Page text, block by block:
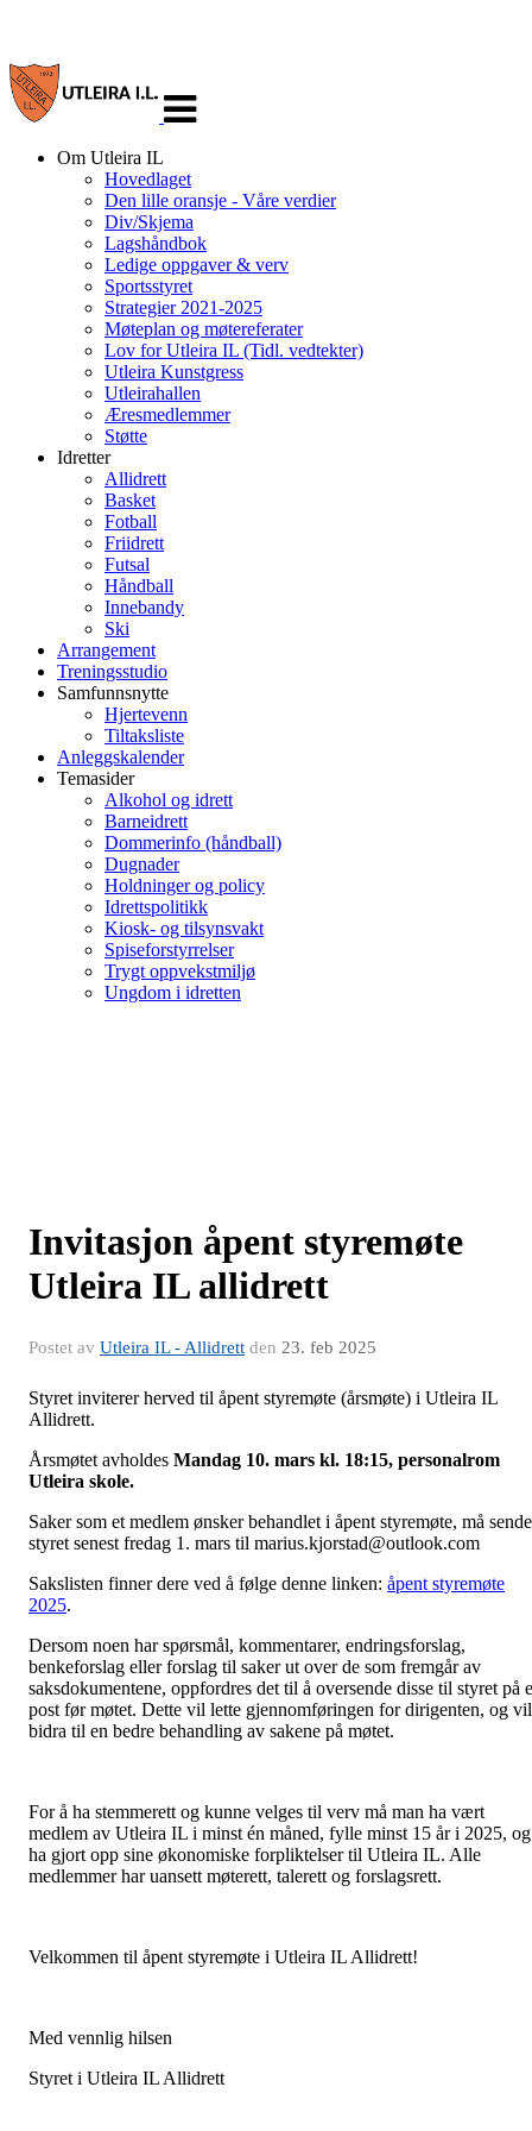
navigasjon
Om Utleira IL
Hovedlaget
Den lille oransje - Våre verdier
Div/Skjema
Lagshåndbok
Ledige oppgaver & verv
Sportsstyret
Strategier 2021-2025
Møteplan og møtereferater
Lov for Utleira IL (Tidl. vedtekter)
Utleira Kunstgress
Utleirahallen
Æresmedlemmer
Støtte
Idretter
Allidrett
Basket
Fotball
Friidrett
Futsal
Håndball
Innebandy
Ski
Arrangement
Treningsstudio
Samfunnsnytte
Hjertevenn
Tiltaksliste
Anleggskalender
Temasider
Alkohol og idrett
Barneidrett
Dommerinfo (håndball)
Dugnader
Holdninger og policy
Idrettspolitikk
Kiosk- og tilsynsvakt
Spiseforstyrrelser
Trygt oppvekstmiljø
Ungdom i idretten
Invitasjon åpent styremøte
Utleira IL allidrett
Postet av Utleira IL - Allidrett den 23. feb 2025
Styret inviterer herved til åpent styremøte (årsmøte) i Utleira IL
Allidrett.
Årsmøtet avholdes Mandag 10. mars kl. 18:15, personalrom
Utleira skole.
Saker som et medlem ønsker behandlet i åpent styremøte, må
styret senest fredag 1. mars til marius.kjorstad@outlook.com
Sakslisten finner dere ved å følge denne linken: åpent styremøte
2025.
Dersom noen har spørsmål, kommentarer, endringsforslag,
benkeforslag eller forslag til saker ut over de som fremgår av
saksdokumentene, oppfordres det til å oversende disse til styret på
post før møtet. Dette vil lette gjennomføringen for dirigenten, og vil
bidra til en bedre behandling av sakene på møtet.
For å ha stemmerett og kunne velges til verv må man ha vært
medlem av Utleira IL i minst én måned, fylle minst 15 år i 2025, og
ha gjort opp sine økonomiske forpliktelser til Utleira IL. Alle
medlemmer har uansett møterett, talerett og forslagsrett.
Velkommen til åpent styremøte i Utleira IL Allidrett!
Med vennlig hilsen
Styret i Utleira IL Allidrett